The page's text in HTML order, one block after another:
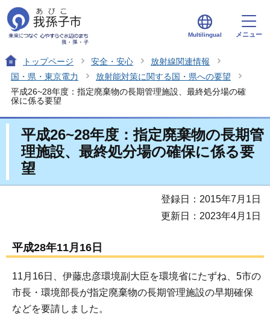
Multilingual メニュー
トップページ 安全・安心
放射線関連情報
国・県・東京電力
放射能対策に関する国・県への要望
平成26~28年度：指定廃棄物の長期管理施設、最終処分場の確
保に係る要望
平成26~28年度：指定廃棄物の長期管
理施設、最終処分場の確保に係る要
望
登録日：2015年7月1日
更新日：2023年4月1日
平成28年11月16日
11月16日、伊藤忠彦環境副大臣を環境省にたずね、5市の
市長・環境部長が指定廃棄物の長期管理施設の早期確保
などを要請しました。